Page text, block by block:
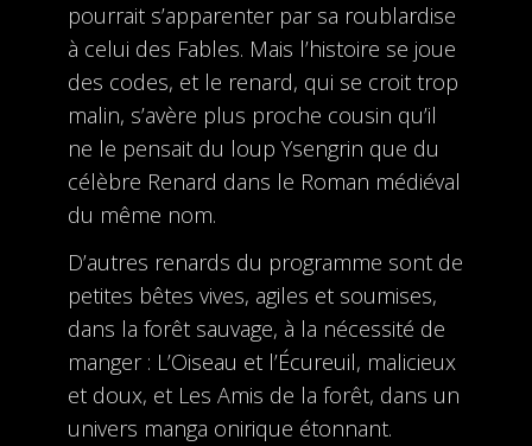
pourrait s’apparenter par sa roublardise
à celui des Fables. Mais l’histoire se joue
des codes, et le renard, qui se croit trop
malin, s’avère plus proche cousin qu’il
ne le pensait du loup Ysengrin que du
célèbre Renard dans le Roman médiéval
du même nom.
D’autres renards du programme sont de
petites bêtes vives, agiles et soumises,
dans la forêt sauvage, à la nécessité de
manger : L’Oiseau et l’Écureuil, malicieux
et doux, et Les Amis de la forêt, dans un
univers manga onirique étonnant.